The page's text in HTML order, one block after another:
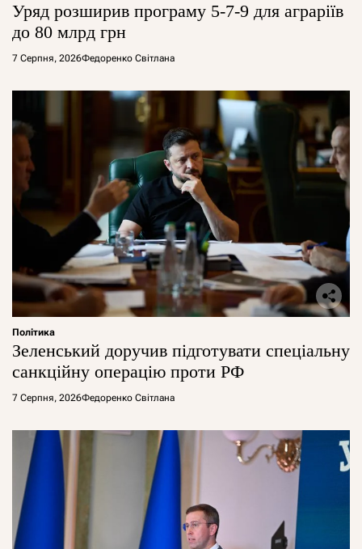
Уряд розширив програму 5-7-9 для аграріїв
до 80 млрд грн
7 Серпня, 2026Федоренко Світлана
Політика
Зеленський доручив підготувати спеціальну
санкційну операцію проти РФ
7 Серпня, 2026Федоренко Світлана